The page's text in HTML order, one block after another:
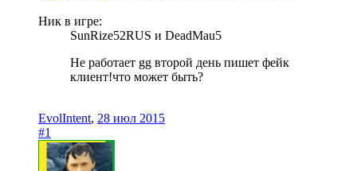
Ник в игре:
SunRize52RUS и DeadMau5
Не работает gg второй день пишет фейк
клиент!что может быть?
EvolIntent, 28 июл 2015
#1